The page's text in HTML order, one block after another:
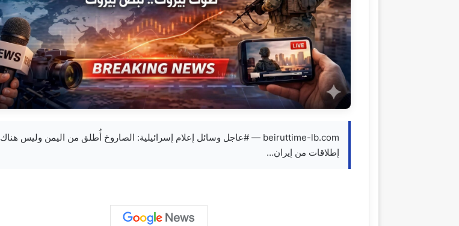
beiruttime-lb.com — #عاجل وسائل إعلام إسرائيلية: الصاروخ أُطلق من اليمن وليس هناك
إطلاقات من إيران…